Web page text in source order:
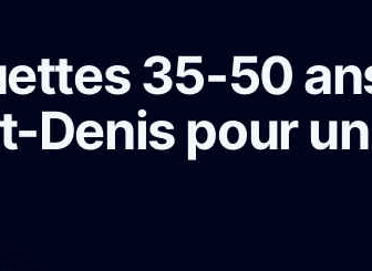
35-50
Denis pour un